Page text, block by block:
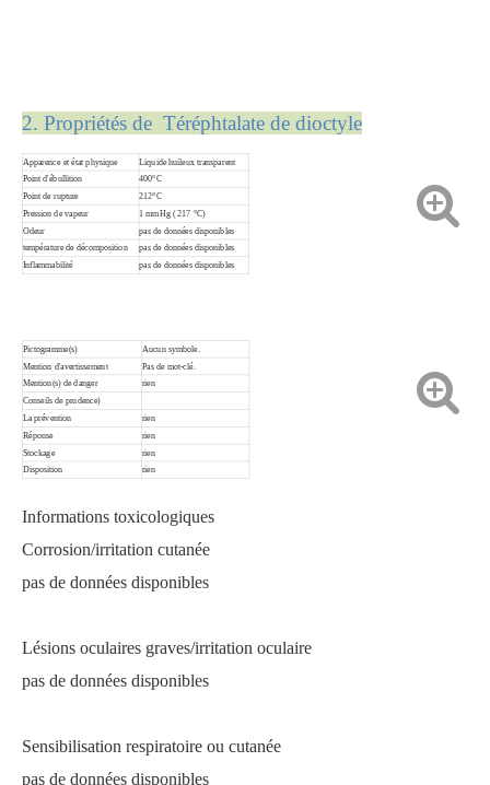
2. Propriétés de Téréphtalate de dioctyle
Apparence et état physique
Liquide huileux transparent
Point d'ébullition
400°C
Point de rupture
212°C
Pression de vapeur
1 mmHg ( 217 °C)
Odeur
pas de données disponibles
température de décomposition
pas de données disponibles
Inflammabilité
pas de données disponibles
Pictogramme(s)
Aucun symbole.
Mention d'avertissement
Pas de mot-clé.
Mention(s) de danger
rien
Conseils de prudence)
La prévention
rien
Réponse
rien
Stockage
rien
Disposition
rien
Informations toxicologiques
Corrosion/irritation cutanée
pas de données disponibles
Lésions oculaires graves/irritation oculaire
pas de données disponibles
Sensibilisation respiratoire ou cutanée
pas de données disponibles